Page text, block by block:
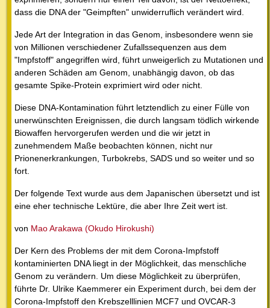
dass die DNA der "Geimpften" unwiderruflich verändert wird.
Jede Art der Integration in das Genom, insbesondere wenn sie
von Millionen verschiedener Zufallssequenzen aus dem
"Impfstoff" angegriffen wird, führt unweigerlich zu Mutationen und
anderen Schäden am Genom, unabhängig davon, ob das
gesamte Spike-Protein exprimiert wird oder nicht.
Diese DNA-Kontamination führt letztendlich zu einer Fülle von
unerwünschten Ereignissen, die durch langsam tödlich wirkende
Biowaffen hervorgerufen werden und die wir jetzt in
zunehmendem Maße beobachten können, nicht nur
Prionenerkrankungen, Turbokrebs, SADS und so weiter und so
fort.
Der folgende Text wurde aus dem Japanischen übersetzt und ist
eine eher technische Lektüre, die aber Ihre Zeit wert ist.
von Mao Arakawa (Okudo Hirokushi)
Der Kern des Problems der mit dem Corona-Impfstoff
kontaminierten DNA liegt in der Möglichkeit, das menschliche
Genom zu verändern. Um diese Möglichkeit zu überprüfen,
führte Dr. Ulrike Kaemmerer ein Experiment durch, bei dem der
Corona-Impfstoff den Krebszelllinien MCF7 und OVCAR-3